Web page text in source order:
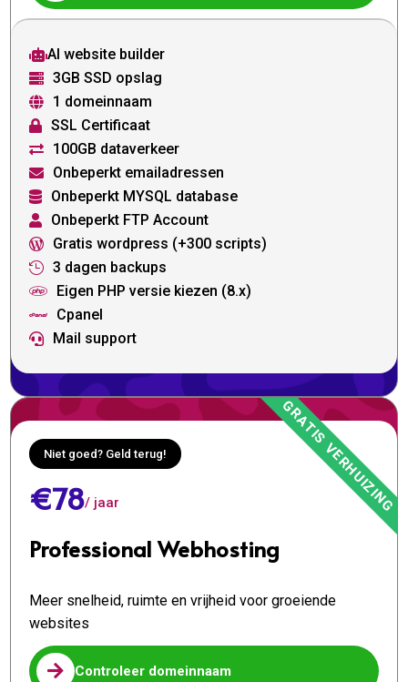
AI website builder
 3GB SSD opslag
 1 domeinnaam
 SSL Certificaat
 100GB dataverkeer
 Onbeperkt emailadressen
 Onbeperkt MYSQL database
 Onbeperkt FTP Account
 Gratis wordpress (+300 scripts)
 3 dagen backups
 Eigen PHP versie kiezen (8.x)
 Cpanel
 Mail support
Niet goed? Geld terug!
€78/ jaar
Professional Webhosting
Meer snelheid, ruimte en vrijheid voor groeiende
websites
 Controleer domeinnaam